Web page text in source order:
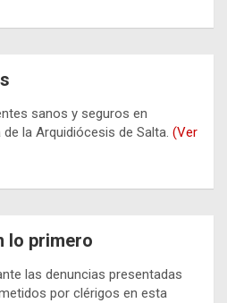
sanos y seguros en
la Arquidiócesis de Salta. (Ver
lo primero
las denuncias presentadas
por clérigos en esta